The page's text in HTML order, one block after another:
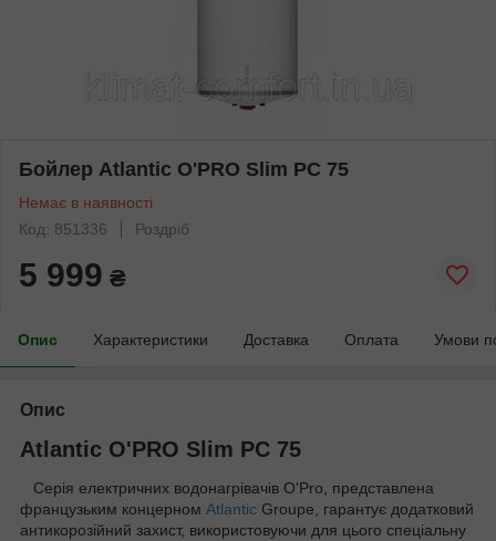
Бойлер Atlantic O'PRO Slim PC 75
Немає в наявності
Код: 851336
Роздріб
5 999 ₴
Опис Характеристики Доставка Оплата Умови
Опис
Atlantic O'PRO Slim PC 75
Серія електричних водонагрівачів O'Pro, представлена
французьким концерном Atlantic Groupe, гарантує додатковий
антикорозійний захист, використовуючи для цього спеціальну